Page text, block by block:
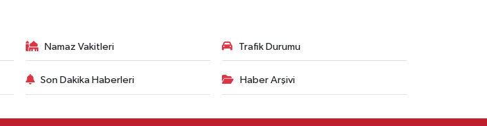
Namaz Vakitleri Trafik Durumu
Son Dakika Haberleri Haber Arşivi